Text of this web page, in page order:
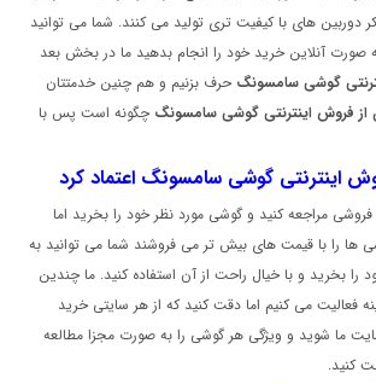
دوربین های با کیفیت تری تولید می کنند. شما می توانید
صورت آنلاین خرید خود را انجام بدهید ما در بخش بعد
گوشی سامسونگحرف بزنیم و هم چنین خدمتتان
از فروش اینترنتی گوشی سامسونگچگونه است پس با
اینترنتی گوشی سامسونگ اعتماد کرد
مراجعه کنید و گوشی مورد نظر خود را بخرید اما
ها را با قیمت های بیش تر می فروشند شما می توانید به
را بخرید و با خیال راحت از آن استفاده کنید. ما چندین
فعالیت می کنیم اما دقت کنید که از هر سایتی خرید
ما شوید و ویژگی هر گوشی را به صورت مجزا مطالعه
کنید.